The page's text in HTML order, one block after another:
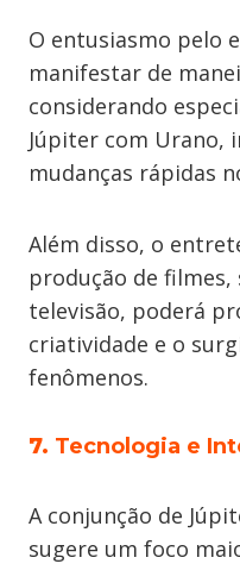
O entusiasmo pelo
manifestar de
considerando
Júpiter com Urano,
mudanças rápidas
Além disso, o
produção de
televisão, poderá
criatividade e o
fenômenos.
7. Tecnologia e
A conjunção de
sugere um foco